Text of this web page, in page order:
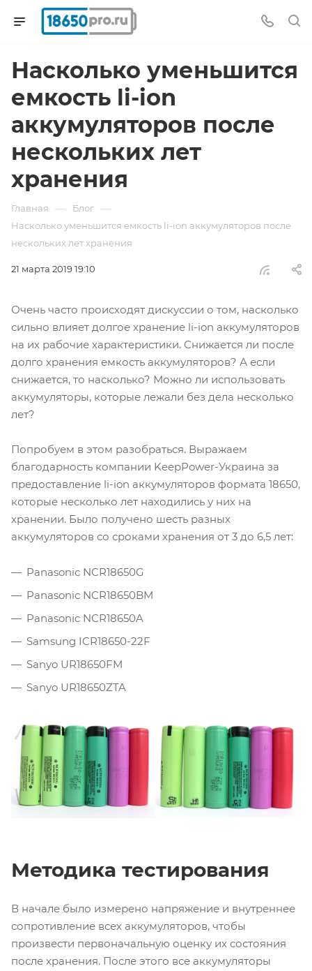
Насколько уменьшится
емкость li-ion
аккумуляторов после
нескольких лет
хранения
Главная — Блог —
Насколько уменьшится емкость li-ion аккумуляторов после
нескольких лет хранения
21 марта 2019 19:10
Очень часто происходят дискуссии о том, насколько
сильно влияет долгое хранение li-ion аккумуляторов
на их рабочие характеристики. Снижается ли после
долго хранения емкость аккумуляторов? А если
снижается, то насколько? Можно ли использовать
аккумуляторы, которые лежали без дела несколько
лет?
Попробуем в этом разобраться. Выражаем
благодарность компании KeepPower-Украина за
предоставление li-ion аккумуляторов формата 18650,
которые несколько лет находились у них на
хранении. Было получено шесть разных
аккумуляторов со сроками хранения от 3 до 6,5 лет:
Panasonic NCR18650G
Panasonic NCR18650BM
Panasonic NCR18650A
Samsung ICR18650-22F
Sanyo UR18650FM
Sanyo UR18650ZTA
Методика тестирования
В начале было измерено напряжение и внутреннее
сопротивление всех аккумуляторов, чтобы
произвести первоначальную оценку их состояния
после хранения. После этого все аккумуляторы